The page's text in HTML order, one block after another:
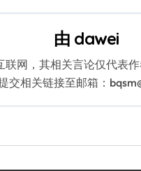
由 dawei
联网，其相关言论仅代表
交相关链接至邮箱：